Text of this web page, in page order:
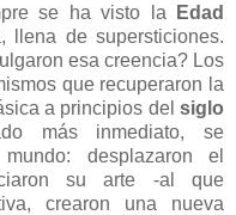
se ha visto la
Edad
llena de supersticiones.
esa creencia? Los
que recuperaron la
a principios del siglo
más inmediato, se
desplazaron el
su arte -al que
crearon una nueva